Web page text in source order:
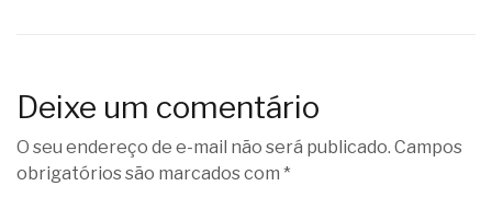
Deixe um comentário
O seu endereço de e-mail não será publicado. Campos
obrigatórios são marcados com *